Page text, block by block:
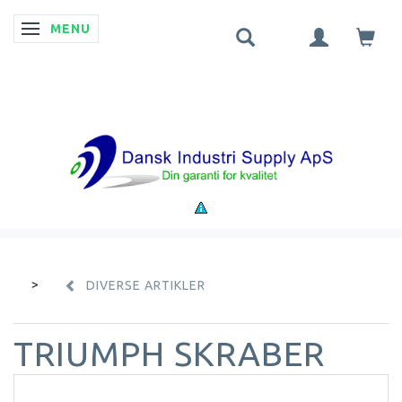
SKIFTE NAVIGATION
MENU
DIVERSE ARTIKLER
TRIUMPH SKRABER